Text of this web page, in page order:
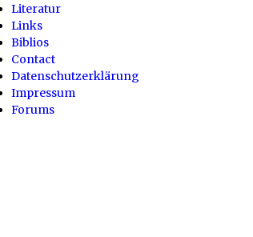
Literatur
Links
Biblios
Contact
Datenschutzerklärung
Impressum
Forums